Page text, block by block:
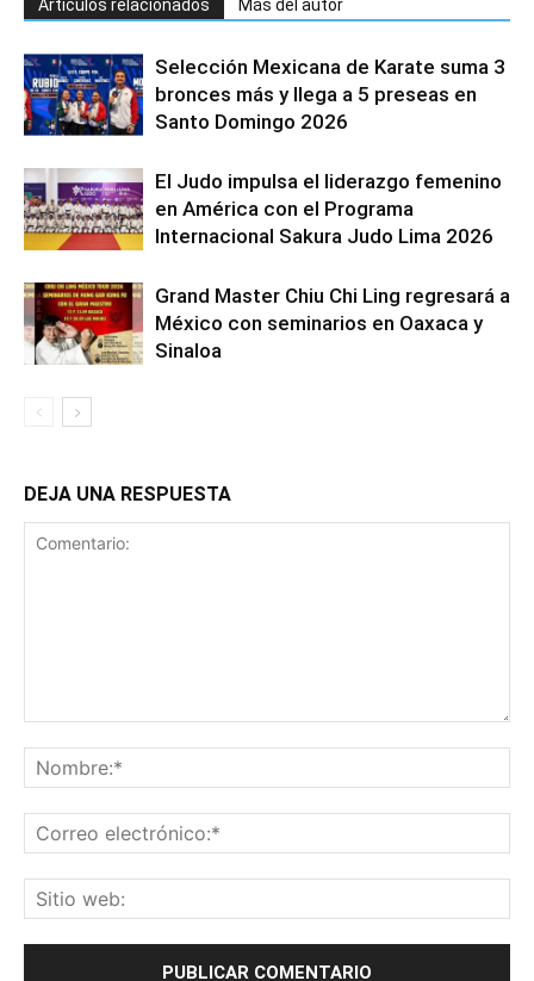
Artículos relacionados Más del autor
Selección Mexicana de Karate suma 3
bronces más y llega a 5 preseas en
Santo Domingo 2026
El Judo impulsa el liderazgo femenino
en América con el Programa
Internacional Sakura Judo Lima 2026
Grand Master Chiu Chi Ling regresará a
México con seminarios en Oaxaca y
Sinaloa
DEJA UNA RESPUESTA